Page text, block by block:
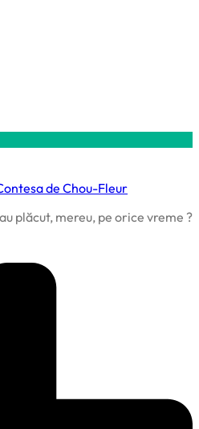
de Chou-Fleur
plăcut, mereu, pe orice vreme ?